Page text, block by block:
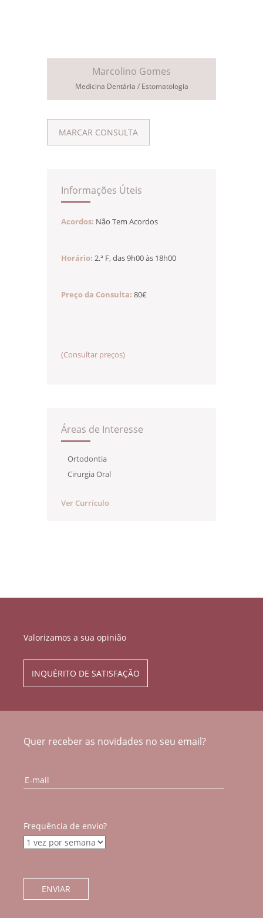
Marcolino Gomes
Medicina Dentária / Estomatologia
MARCAR CONSULTA
Informações Úteis
Acordos: Não Tem Acordos
Horário: 2.ª F, das 9h00 às 18h00
Preço da Consulta: 80€
(Consultar preços)
Áreas de Interesse
Ortodontia
Cirurgia Oral
Ver Currículo
Valorizamos a sua opinião
INQUÉRITO DE SATISFAÇÃO
Quer receber as novidades no seu email?
Frequência de envio?